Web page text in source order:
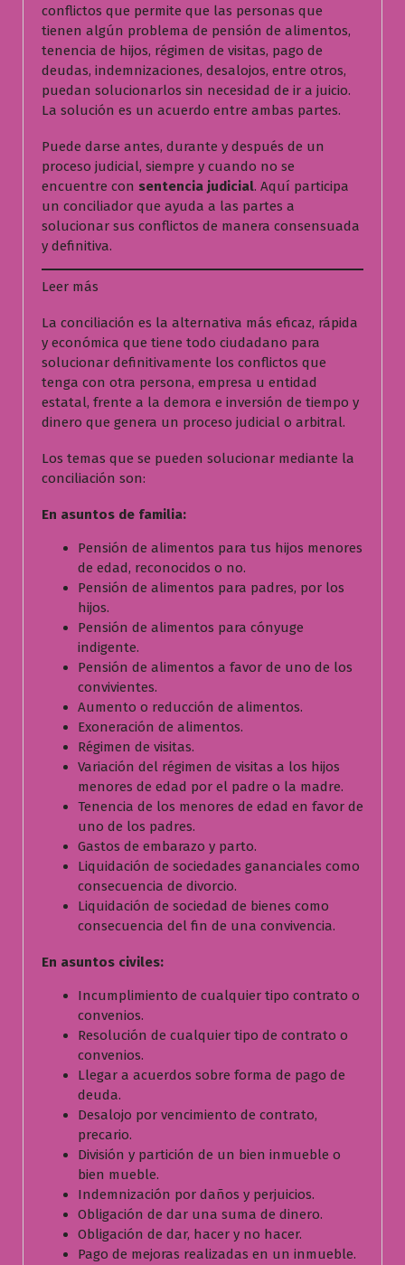
conflictos que permite que las personas que
tienen algún problema de pensión de alimentos,
tenencia de hijos, régimen de visitas, pago de
deudas, indemnizaciones, desalojos, entre otros,
puedan solucionarlos sin necesidad de ir a juicio.
La solución es un acuerdo entre ambas partes.
Puede darse antes, durante y después de un
proceso judicial, siempre y cuando no se
encuentre con sentencia judicial. Aquí participa
un conciliador que ayuda a las partes a
solucionar sus conflictos de manera consensuada
y definitiva.
Leer más
o
n
c
i
l
i
c
i
e
x
t
r
a
j
u
d
i
c
i
a
l
La conciliación es la alternativa más eficaz, rápida
y económica que tiene todo ciudadano para
solucionar definitivamente los conflictos que
tenga con otra persona, empresa u entidad
estatal, frente a la demora e inversión de tiempo y
dinero que genera un proceso judicial o arbitral.
Los temas que se pueden solucionar mediante la
conciliación son:
En asuntos de familia:
Pensión de alimentos para tus hijos menores
de edad, reconocidos o no.
Pensión de alimentos para padres, por los
hijos.
Pensión de alimentos para cónyuge
indigente.
Pensión de alimentos a favor de uno de los
convivientes.
Aumento o reducción de alimentos.
Exoneración de alimentos.
Régimen de visitas.
Variación del régimen de visitas a los hijos
menores de edad por el padre o la madre.
Tenencia de los menores de edad en favor de
uno de los padres.
Gastos de embarazo y parto.
Liquidación de sociedades gananciales como
consecuencia de divorcio.
Liquidación de sociedad de bienes como
consecuencia del fin de una convivencia.
En asuntos civiles:
Incumplimiento de cualquier tipo contrato o
convenios.
Resolución de cualquier tipo de contrato o
convenios.
Llegar a acuerdos sobre forma de pago de
deuda.
Desalojo por vencimiento de contrato,
precario.
División y partición de un bien inmueble o
bien mueble.
Indemnización por daños y perjuicios.
Obligación de dar una suma de dinero.
Obligación de dar, hacer y no hacer.
Pago de mejoras realizadas en un inmueble.